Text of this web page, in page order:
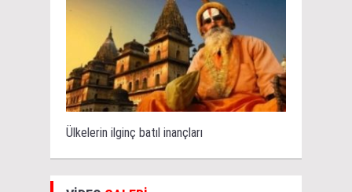
Ülkelerin ilginç batıl inançları